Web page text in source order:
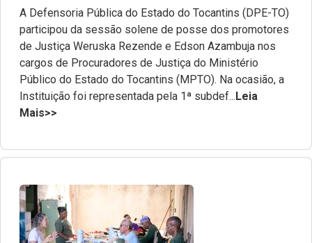
A Defensoria Pública do Estado do Tocantins (DPE-TO)
participou da sessão solene de posse dos promotores
de Justiça Weruska Rezende e Edson Azambuja nos
cargos de Procuradores de Justiça do Ministério
Público do Estado do Tocantins (MPTO). Na ocasião, a
Instituição foi representada pela 1ª subdef...Leia
Mais>>